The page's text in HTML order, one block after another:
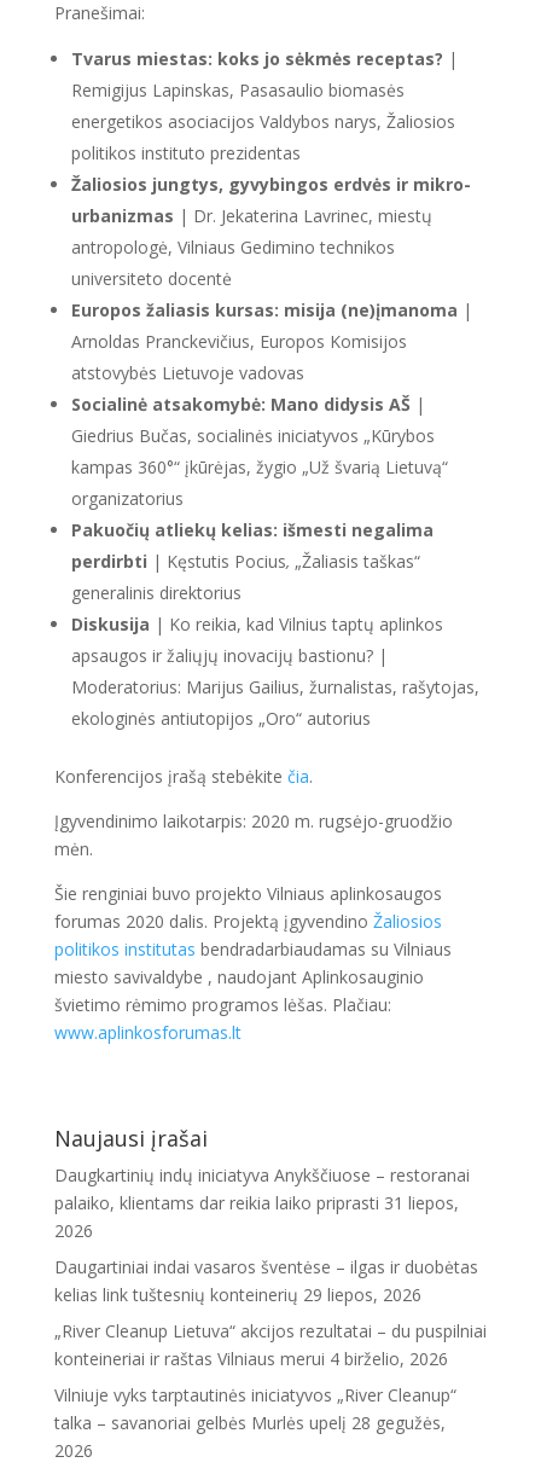
Pranešimai:
Tvarus miestas: koks jo sėkmės receptas? |
Remigijus Lapinskas, Pasasaulio biomasės
energetikos asociacijos Valdybos narys, Žaliosios
politikos instituto prezidentas
Žaliosios jungtys, gyvybingos erdvės ir mikro-
urbanizmas | Dr. Jekaterina Lavrinec, miestų
antropologė, Vilniaus Gedimino technikos
universiteto docentė
Europos žaliasis kursas: misija (ne)įmanoma |
Arnoldas Pranckevičius, Europos Komisijos
atstovybės Lietuvoje vadovas
Socialinė atsakomybė: Mano didysis AŠ |
Giedrius Bučas, socialinės iniciatyvos „Kūrybos
kampas 360°“ įkūrėjas, žygio „Už švarią Lietuvą“
organizatorius
Pakuočių atliekų kelias: išmesti negalima
perdirbti | Kęstutis Pocius, „Žaliasis taškas“
generalinis direktorius
Diskusija | Ko reikia, kad Vilnius taptų aplinkos
apsaugos ir žaliųjų inovacijų bastionu? |
Moderatorius: Marijus Gailius, žurnalistas, rašytojas,
ekologinės antiutopijos „Oro“ autorius
Konferencijos įrašą stebėkite čia.
Įgyvendinimo laikotarpis: 2020 m. rugsėjo-gruodžio
mėn.
Šie renginiai buvo projekto Vilniaus aplinkosaugos
forumas 2020 dalis. Projektą įgyvendino Žaliosios
politikos institutas bendradarbiaudamas su Vilniaus
miesto savivaldybe , naudojant Aplinkosauginio
švietimo rėmimo programos lėšas. Plačiau:
www.aplinkosforumas.lt
Naujausi įrašai
Daugkartinių indų iniciatyva Anykščiuose – restoranai
palaiko, klientams dar reikia laiko priprasti 31 liepos,
2026
Daugartiniai indai vasaros šventėse – ilgas ir duobėtas
kelias link tuštesnių konteinerių 29 liepos, 2026
„River Cleanup Lietuva“ akcijos rezultatai – du puspilniai
konteineriai ir raštas Vilniaus merui 4 birželio, 2026
Vilniuje vyks tarptautinės iniciatyvos „River Cleanup“
talka – savanoriai gelbės Murlės upelį 28 gegužės,
2026